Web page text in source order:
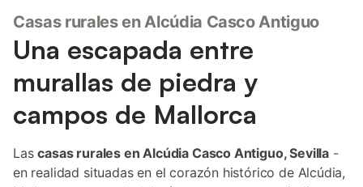
En la parte superior, una bonita terraza ofrece vistas al
pintoresco pueblo, el lugar ideal para desayunar al sol o
relajarse al atardecer. Una combinación perfecta de historia,
confort y entretenimiento en un entorno único.
Casas rurales en Alcúdia Casco Antiguo
Una escapada entre
murallas de piedra y
campos de Mallorca
Lascasas rurales en Alcúdia Casco Antiguo, Sevilla -
en realidad situadas en el corazón histórico de Alcúdia,